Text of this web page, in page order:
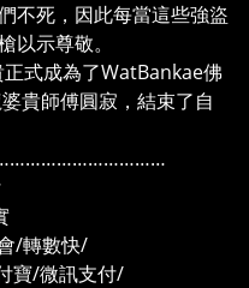
不死，因此每當這些強盜
以示尊敬。
式成為了WatBankae佛
貴師傅圓寂，結束了自
/轉數快/
微訊支付/